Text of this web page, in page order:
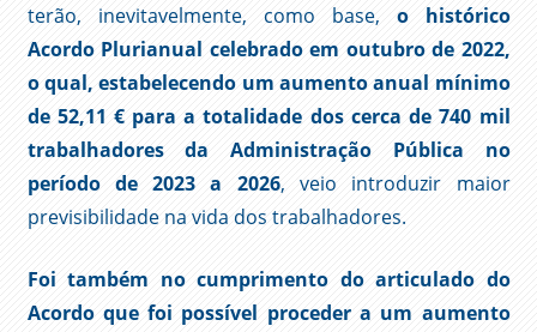
terão, inevitavelmente, como base, o histórico
Acordo Plurianual celebrado em outubro de 2022,
o qual, estabelecendo um aumento anual mínimo
de 52,11 € para a totalidade dos cerca de 740 mil
trabalhadores da Administração Pública no
período de 2023 a 2026, veio introduzir maior
previsibilidade na vida dos trabalhadores.
Foi também no cumprimento do articulado do
Acordo que foi possível proceder a um aumento